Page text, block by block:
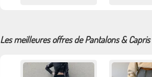
Les meilleures offres de Pantalons & Capris